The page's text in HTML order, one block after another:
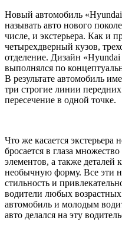
Новый автомобиль
называть авто нового
числе, и экстерьера. Как и
четырехдверный кузов,
отделение. Дизайн
выполнялся по
В результате автомобиль
три строгие линии
пересечение в одной точке.
Что же касается экстерьера
бросается в глаза
элементов, а также деталей
необычную форму. Все эти
стильность и
водители любых
автомобиль и молодым
авто делался на эту